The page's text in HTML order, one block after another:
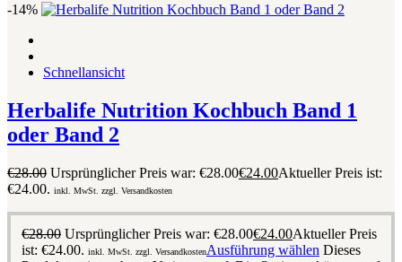
-14%
Schnellansicht
Herbalife Nutrition Kochbuch Band 1
oder Band 2
€28.00 Ursprünglicher Preis war: €28.00€24.00Aktueller Preis ist:
€24.00. inkl. MwSt. zzgl. Versandkosten
€28.00 Ursprünglicher Preis war: €28.00€24.00Aktueller Preis
ist: €24.00. inkl. MwSt. zzgl. VersandkostenAusführung wählen Dieses